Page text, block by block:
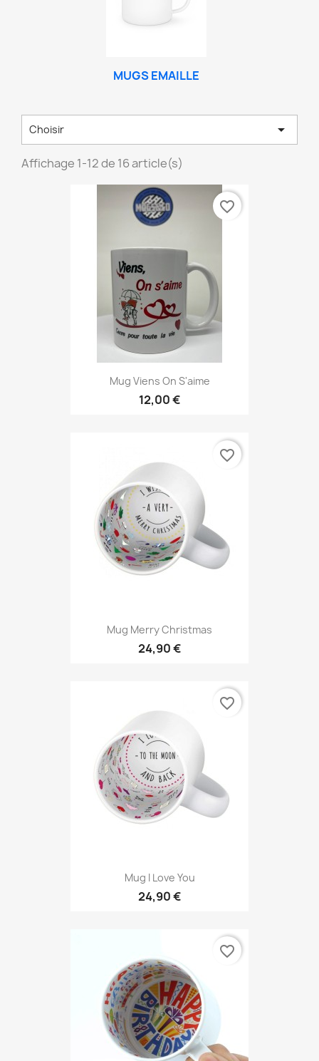
MUGS EMAILLE
Choisir 
Affichage 1-12 de 16 article(s)
Mug Viens On S'aime
12,00 €
favorite_border
Mug Merry Christmas
24,90 €
favorite_border
Mug I Love You
24,90 €
favorite_border
favorite_border